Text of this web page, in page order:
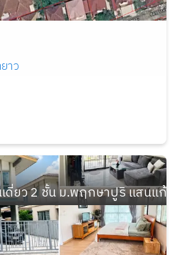
าว
ดี่ยว 2 ชั้น ม.พฤกษาปูริ แสนแ